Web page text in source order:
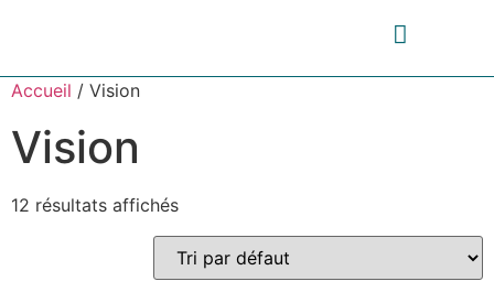
Accueil / Vision
Vision
12 résultats affichés